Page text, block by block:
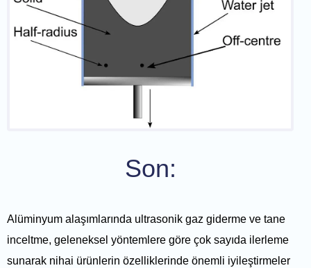
Son:
Alüminyum alaşımlarında ultrasonik gaz giderme ve tane
inceltme, geleneksel yöntemlere göre çok sayıda ilerleme
sunarak nihai ürünlerin özelliklerinde önemli iyileştirmeler